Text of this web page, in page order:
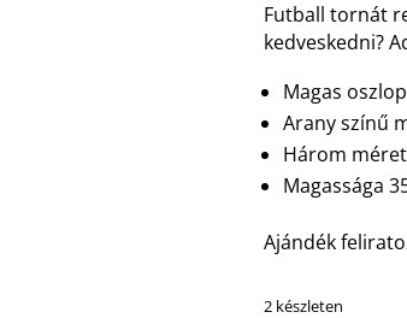
Futball tornát
kedveskedni?
Magas
Arany színű
Három
Magassága
Ajándék
2 készleten